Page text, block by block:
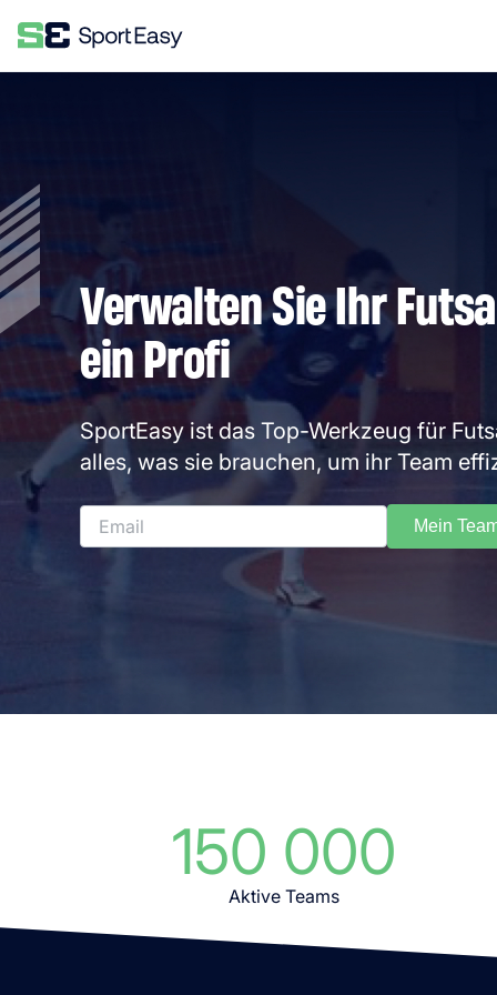
Verwalten Sie Ihr
ein Profi
SportEasy ist das Top-Werkzeug für
alles, was sie brauchen, um ihr Team
Mein
150 000
Aktive Teams